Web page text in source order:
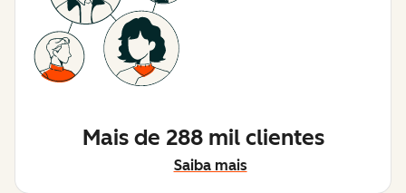
Mais de 288 mil clientes
Saiba mais